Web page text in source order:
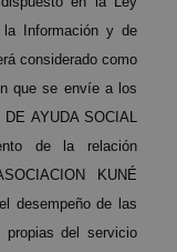
Información y de
considerado como
que se envíe a los
AYUDA SOCIAL
de la relación
KUNÉ
desempeño de las
del servicio